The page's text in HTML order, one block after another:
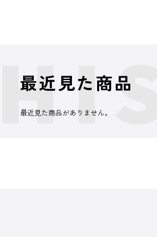
最近見た商品
最近見た商品がありません。